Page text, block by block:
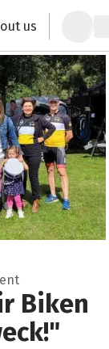
us
Biken